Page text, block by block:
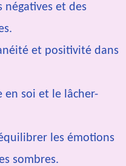
négatives et des
et positivité dans
en soi et le lâcher-
les émotions
sombres.